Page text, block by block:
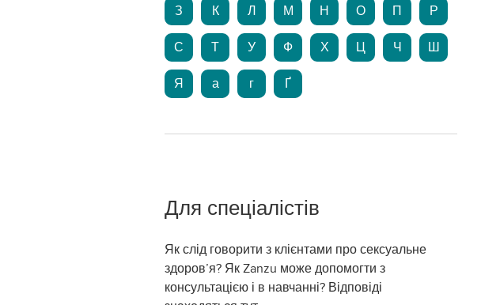
З К Л М Н О П Р
С Т У Ф Х Ц Ч Ш
Я а г Ґ
Для спеціалістів
Як слід говорити з клієнтами про сексуальне
здоров’я? Як Zanzu може допомогти з
консультацією і в навчанні? Відповіді